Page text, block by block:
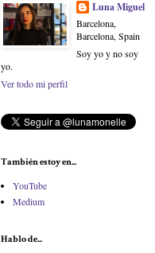
Luna Miguel
Barcelona,
Barcelona, Spain
Soy yo y no soy
yo.
Ver todo mi perfil
También estoy en...
YouTube
Medium
Hablo de...